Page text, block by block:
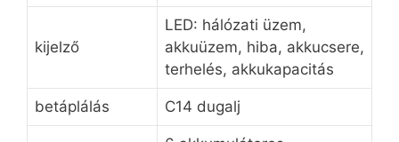
kijelző
LED: hálózati üzem,
akkuüzem, hiba, akkucsere,
terhelés, akkukapacitás
betáplálás C14 dugalj